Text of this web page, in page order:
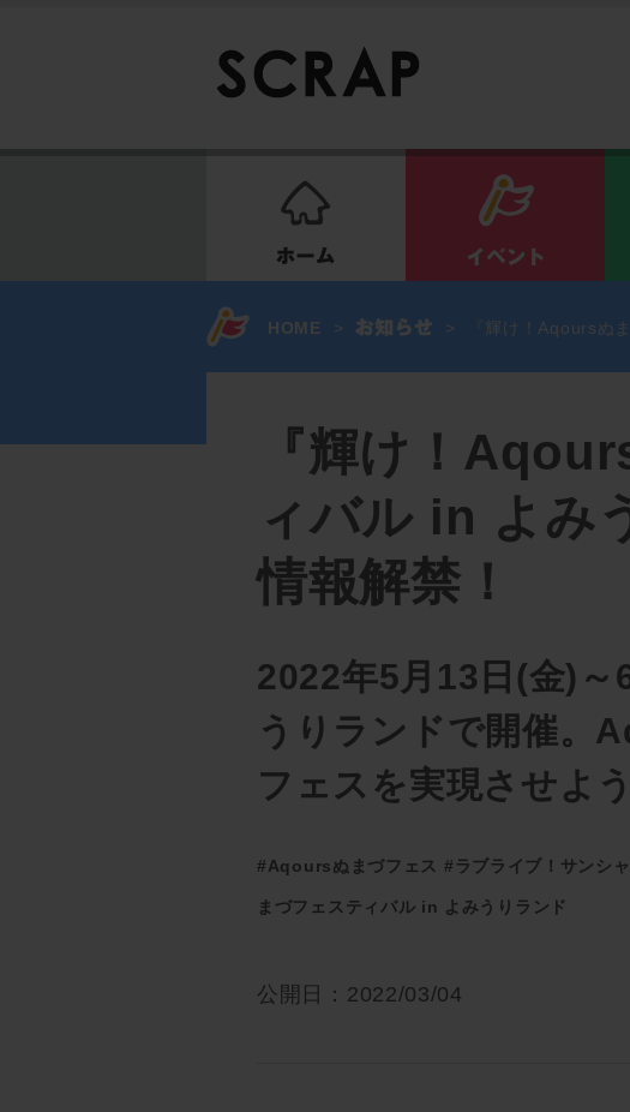
HOME > > 『輝け！Aqoursぬ
『輝け！
ィバル in よみ
情報解禁！
2022年5月13日(金)
うりランドで開催。
フェスを実現させよう
#Aqoursぬまづフェス #ラブライブ！サンシ
まづフェスティバル in よみうりランド
公開日：2022/03/04